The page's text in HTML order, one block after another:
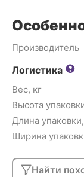
Производитель
Логистика
Вес, кг
Высота
Длина
Ширина
Найти